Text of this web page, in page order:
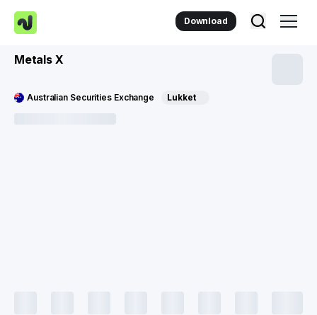
Download
Metals X
Australian Securities Exchange Lukket